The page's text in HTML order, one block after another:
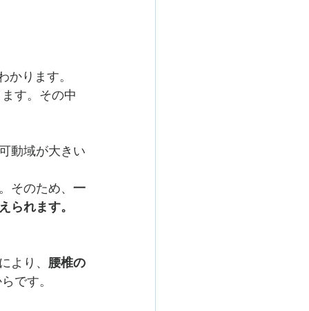
かります。
す。その中
動域が大きい
そのため、 一
られます。
より、 腰椎の
です。